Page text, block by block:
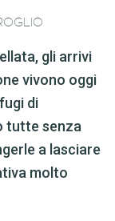
gli arrivi
vivono oggi
di
tutte senza
a lasciare
molto